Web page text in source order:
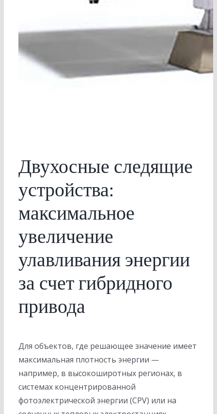
Двухосные следящие
устройства:
максимальное
увеличение
улавливания энергии
за счет гибридного
привода
Для объектов, где решающее значение имеет
максимальная плотность энергии —
например, в высокоширотных регионах, в
системах концентрированной
фотоэлектрической энергии (CPV) или на